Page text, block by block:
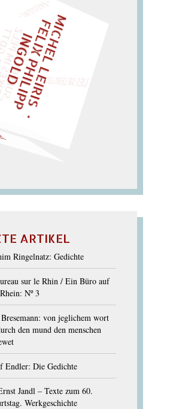
„
S
U
P
P
E
L
E
H
M
A
N
T
I
K
E
S
I
M
P
E
L
ZT
I
C
K
T
E
O
G
O
T
TL
O
T
T
E
M
I
C
H
E
L
L
E
I
R
I
S
・
F
E
L
I
X
P
H
I
L
I
P
P
IN
G
O
L
D
ARTIKEL
Ringelnatz: Gedichte
sur le Rhin / Ein Büro auf
Nº 3
von jeglichem wort
den mund den menschen
Endler: Die Gedichte
Jandl – Texte zum 60.
Werkgeschichte